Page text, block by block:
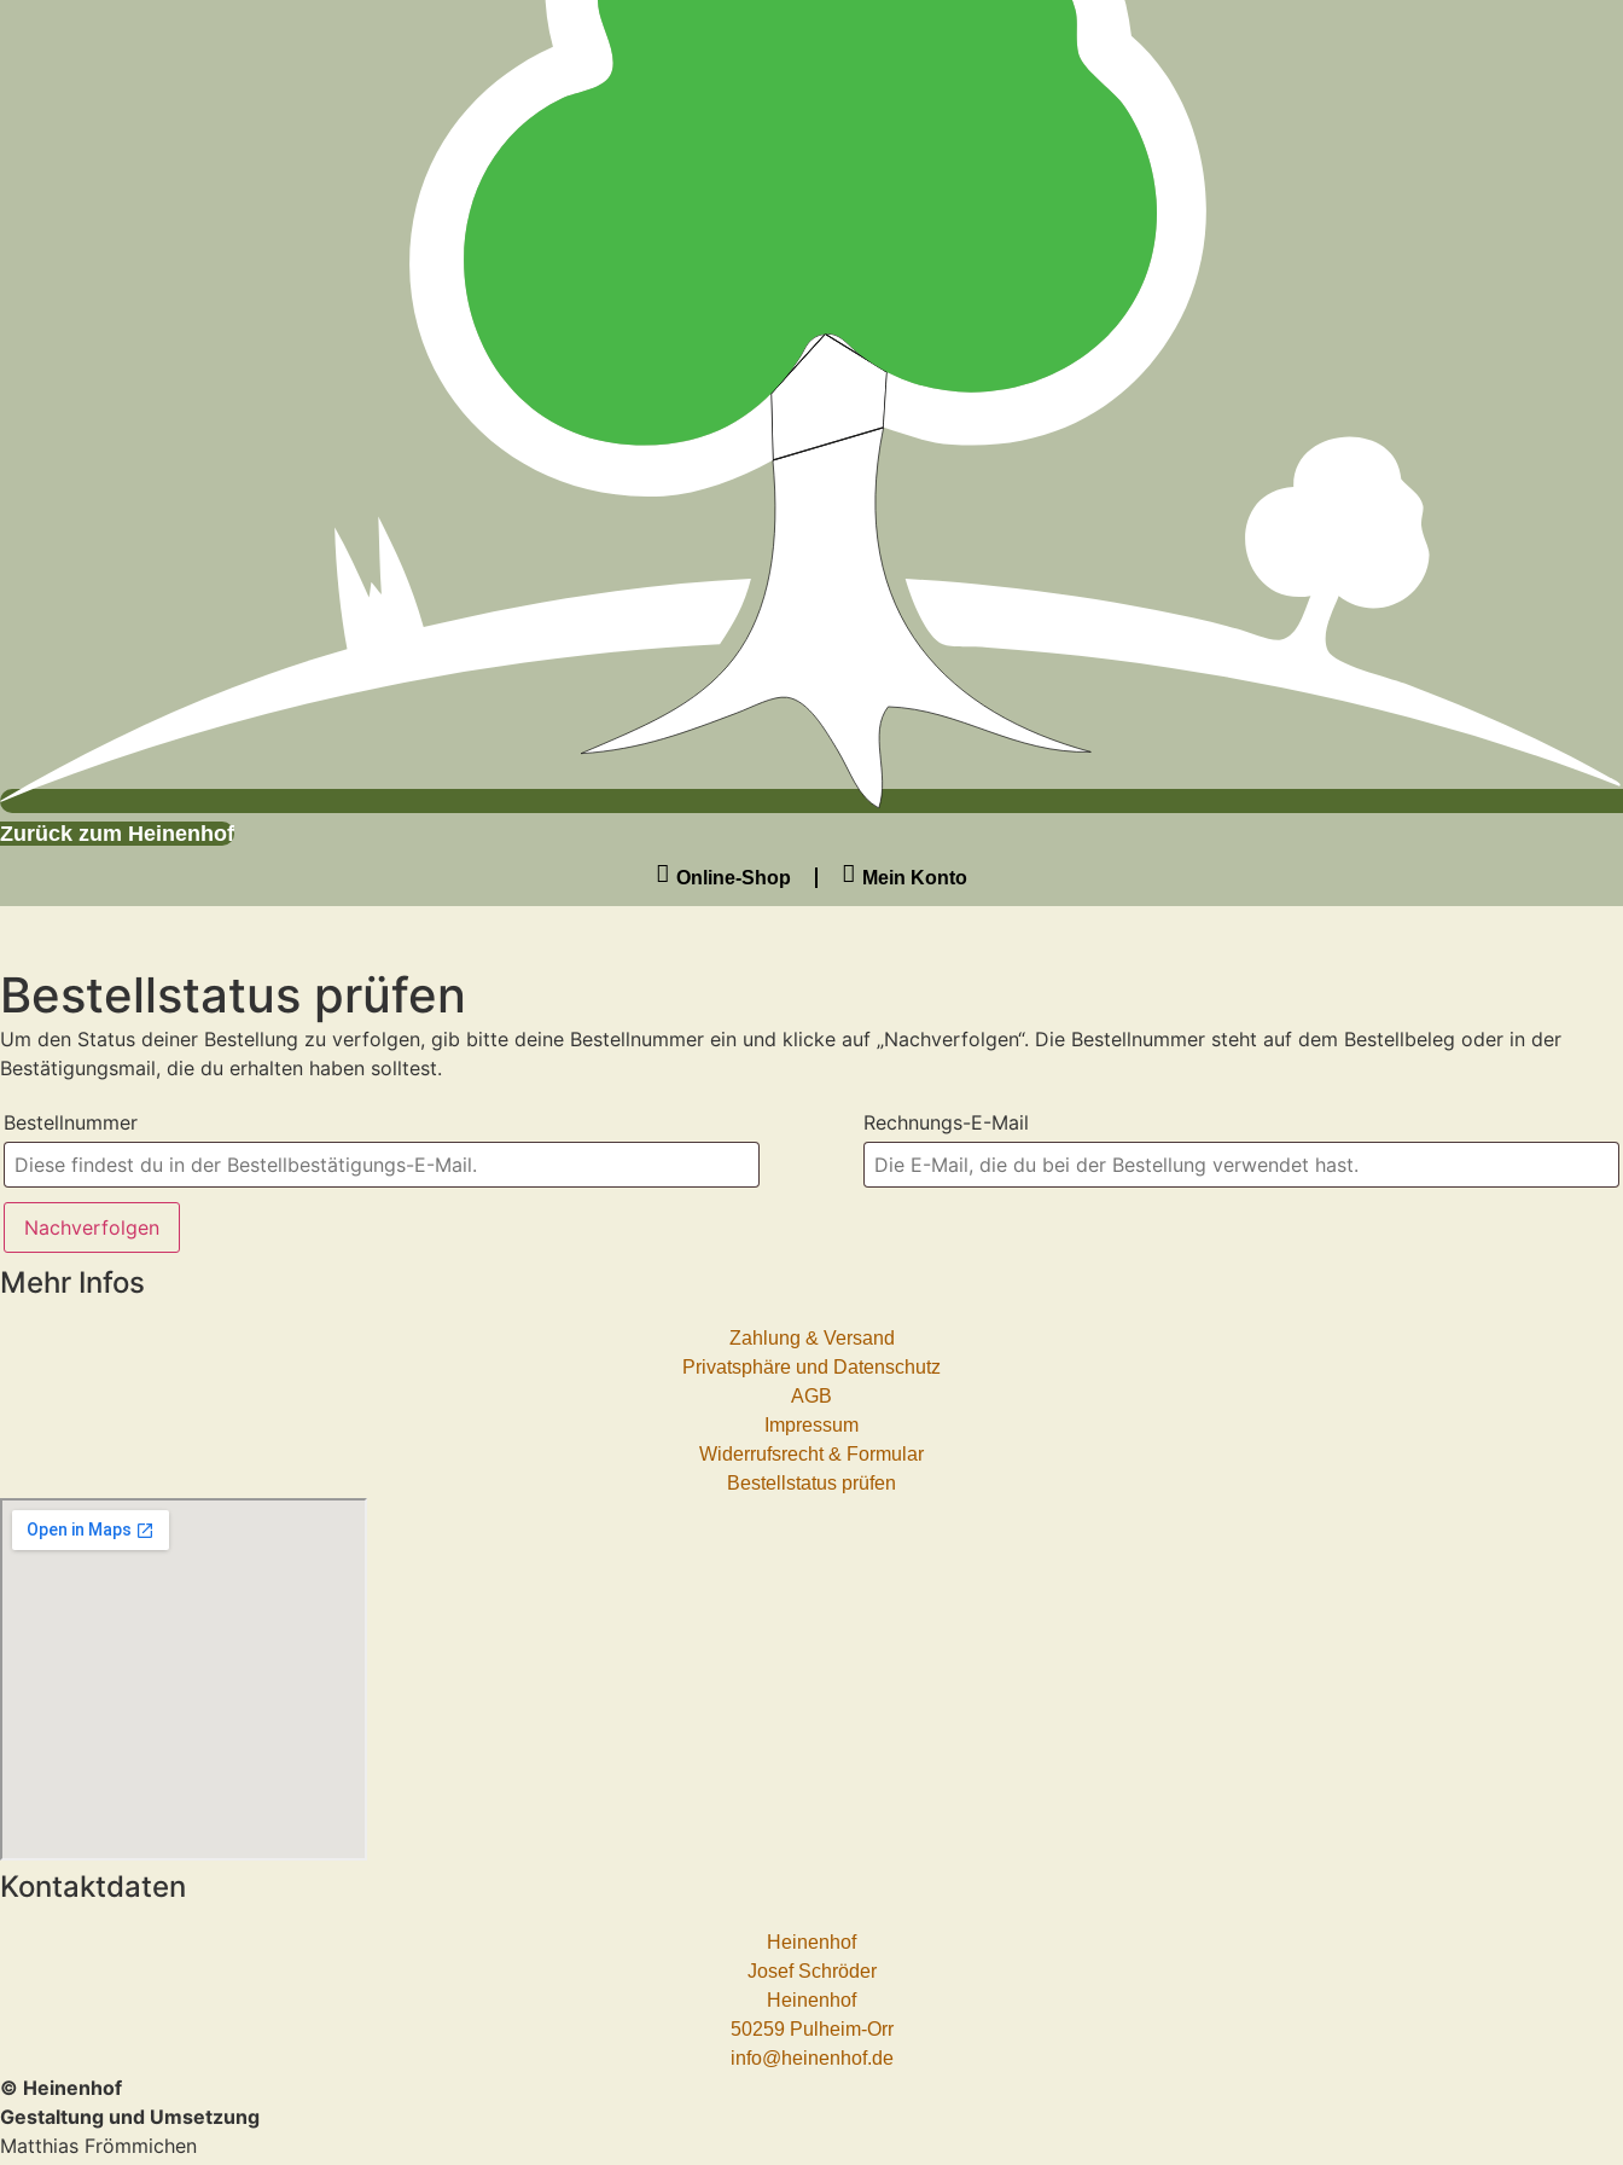
Zurück zum Heinenhof
Online-Shop Mein Konto
Bestellstatus prüfen
Um den Status deiner Bestellung zu verfolgen, gib bitte deine Bestellnummer ein und klicke auf „Nachverfolgen“. Die Bestellnummer steht auf dem Bestellbeleg oder in der
Bestätigungsmail, die du erhalten haben solltest.
Bestellnummer Rechnungs-E-Mail
Nachverfolgen
Mehr Infos
Zahlung & Versand
Privatsphäre und Datenschutz
AGB
Impressum
Widerrufsrecht & Formular
Bestellstatus prüfen
Kontaktdaten
Heinenhof
Josef Schröder
Heinenhof
50259 Pulheim-Orr
info@heinenhof.de
© Heinenhof
Gestaltung und Umsetzung
Matthias Frömmichen